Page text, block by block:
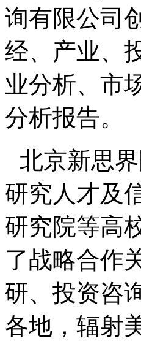
询有限公司
经、产业、
业分析、市
分析报告。
北京新思
研究人才及
研究院等高
了战略合作
研、投资咨
各地，辐射